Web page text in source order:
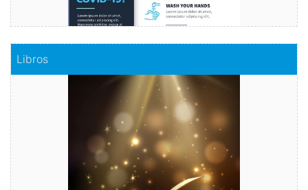
Libros
Haz realidad tu historia
Comprar
Comprar